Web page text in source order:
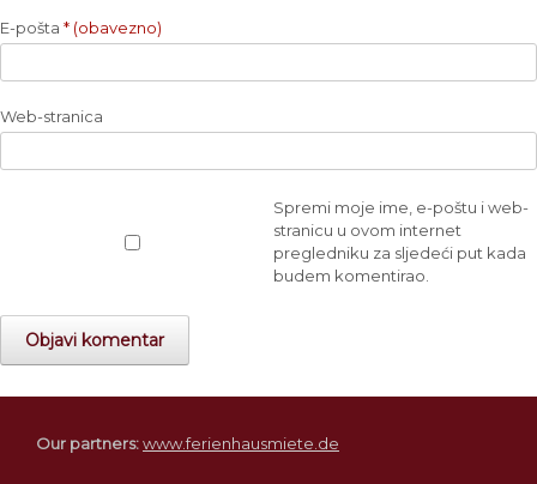
E-pošta * (obavezno)
Web-stranica
Spremi moje ime, e-poštu i web-
stranicu u ovom internet
pregledniku za sljedeći put kada
budem komentirao.
Our partners:www.ferienhausmiete.de